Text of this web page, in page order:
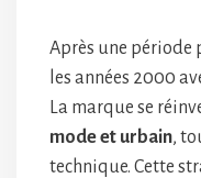
Après une période
les années 2000
La marque se
mode et urbain,
technique. Cette